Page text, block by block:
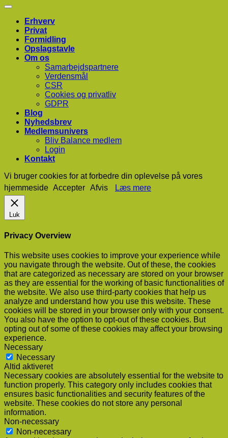
Erhverv
Privat
Formidling
Opslagstavle
Om os
Samarbejdspartnere
Verdensmål
CSR
Cookies og privatliv
GDPR
Blog
Nyhedsbrev
Medlemsunivers
Bliv Balance medlem
Login
Kontakt
Vi bruger cookies for at forbedre din oplevelse på vores
hjemmeside Accepter Afvis Læs mere
Luk
Privacy Overview
This website uses cookies to improve your experience while
you navigate through the website. Out of these, the cookies
that are categorized as necessary are stored on your browser
as they are essential for the working of basic functionalities of
the website. We also use third-party cookies that help us
analyze and understand how you use this website. These
cookies will be stored in your browser only with your consent.
You also have the option to opt-out of these cookies. But
opting out of some of these cookies may affect your browsing
experience.
Necessary
Necessary
Altid aktiveret
Necessary cookies are absolutely essential for the website to
function properly. This category only includes cookies that
ensures basic functionalities and security features of the
website. These cookies do not store any personal
information.
Non-necessary
Non-necessary